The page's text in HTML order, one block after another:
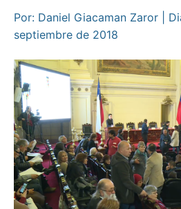
Por: Daniel Giacaman Zaror |
septiembre de 2018